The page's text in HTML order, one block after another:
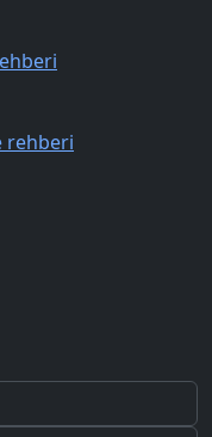
rehberi